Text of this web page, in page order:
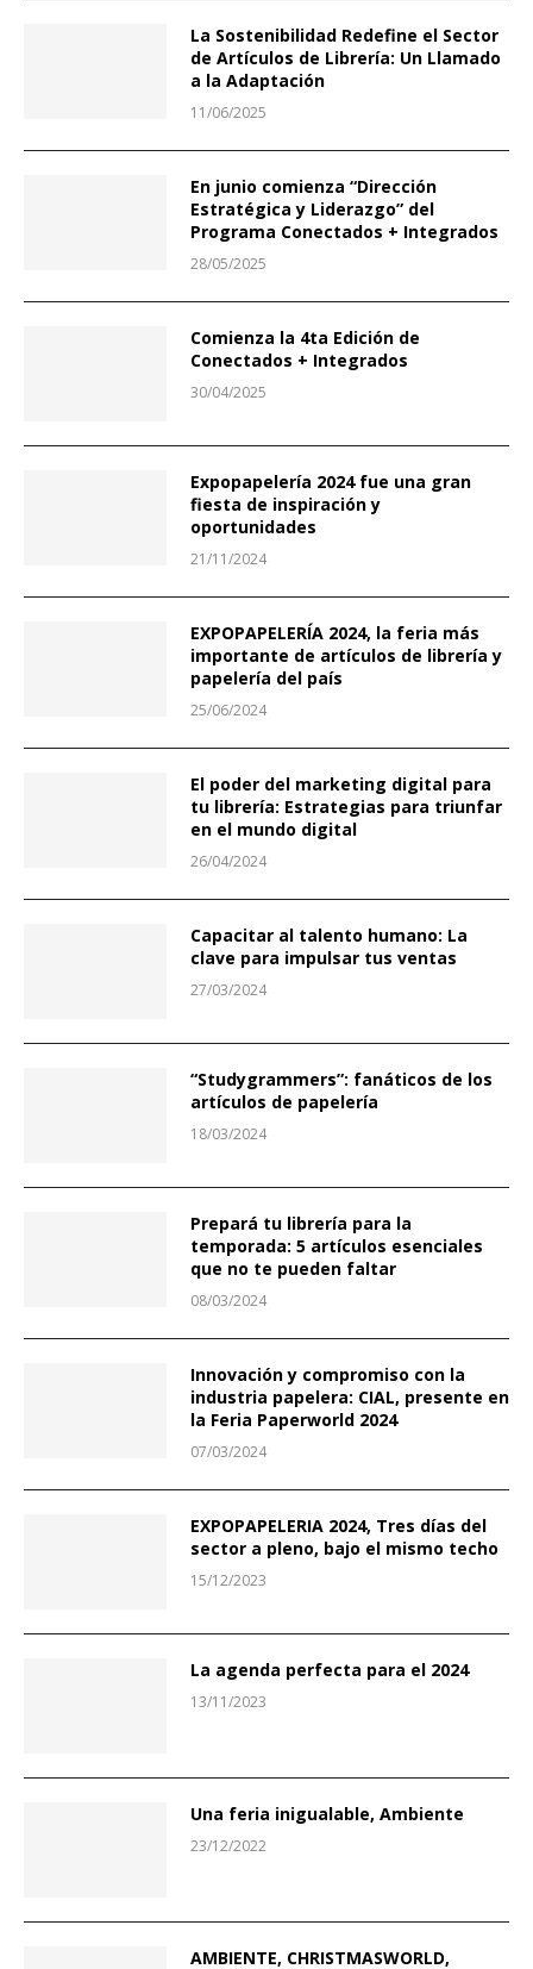
La Sostenibilidad Redefine el Sector
de Artículos de Librería: Un Llamado
a la Adaptación
11/06/2025
En junio comienza “Dirección
Estratégica y Liderazgo” del
Programa Conectados + Integrados
28/05/2025
Comienza la 4ta Edición de
Conectados + Integrados
30/04/2025
Expopapelería 2024 fue una gran
fiesta de inspiración y
oportunidades
21/11/2024
EXPOPAPELERÍA 2024, la feria más
importante de artículos de librería y
papelería del país
25/06/2024
El poder del marketing digital para
tu librería: Estrategias para triunfar
en el mundo digital
26/04/2024
Capacitar al talento humano: La
clave para impulsar tus ventas
27/03/2024
“Studygrammers”: fanáticos de los
artículos de papelería
18/03/2024
Prepará tu librería para la
temporada: 5 artículos esenciales
que no te pueden faltar
08/03/2024
Innovación y compromiso con la
industria papelera: CIAL, presente en
la Feria Paperworld 2024
07/03/2024
EXPOPAPELERIA 2024, Tres días del
sector a pleno, bajo el mismo techo
15/12/2023
La agenda perfecta para el 2024
13/11/2023
Una feria inigualable, Ambiente
23/12/2022
AMBIENTE, CHRISTMASWORLD,